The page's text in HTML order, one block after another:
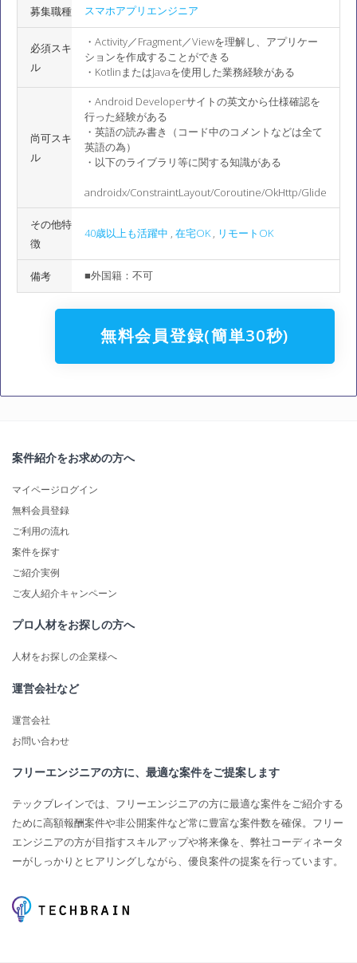
募集職種 スマホアプリエンジニア
必須スキ
ル
・Activity／Fragment／Viewを理解し、アプリケー
ションを作成することができる
・KotlinまたはJavaを使用した業務経験がある
尚可スキ
ル
・Android Developerサイトの英文から仕様確認を
行った経験がある
・英語の読み書き（コード中のコメントなどは全て
英語の為）
・以下のライブラリ等に関する知識がある
androidx/ConstraintLayout/Coroutine/OkHttp/Glide
その他特
徴
40歳以上も活躍中 , 在宅OK, リモートOK
備考 ■外国籍：不可
無料会員登録(簡単30秒)
案件紹介をお求めの方へ
マイページログイン
無料会員登録
ご利用の流れ
案件を探す
ご紹介実例
ご友人紹介キャンペーン
プロ人材をお探しの方へ
人材をお探しの企業様へ
運営会社など
運営会社
お問い合わせ
フリーエンジニアの方に、最適な案件をご提案します
テックブレインでは、フリーエンジニアの方に最適な案件をご紹介する
ために高額報酬案件や非公開案件など常に豊富な案件数を確保。フリー
エンジニアの方が目指すスキルアップや将来像を、弊社コーディネータ
ーがしっかりとヒアリングしながら、優良案件の提案を行っています。